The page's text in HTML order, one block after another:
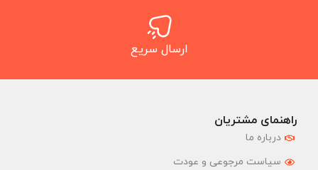
ارسال سریع
راهنمای مشتریان
درباره ما
سیاست مرجوعی و عودت